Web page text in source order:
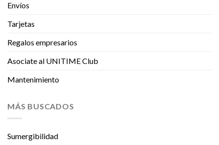
Envíos
Tarjetas
Regalos empresarios
Asociate al UNITIME Club
Mantenimiento
MÁS BUSCADOS
Sumergibilidad